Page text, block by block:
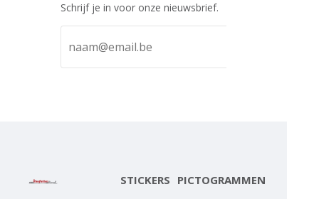
Schrijf je in voor onze nieuwsbrief.
STICKERS PICTOGRAMMEN